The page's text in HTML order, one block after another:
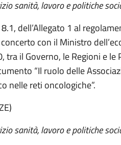
sanità, lavoro e politiche
dell’Allegato 1 al
con il Ministro
tra il Governo, le Regioni e
“Il ruolo delle
nelle reti oncologiche”.
sanità, lavoro e politiche